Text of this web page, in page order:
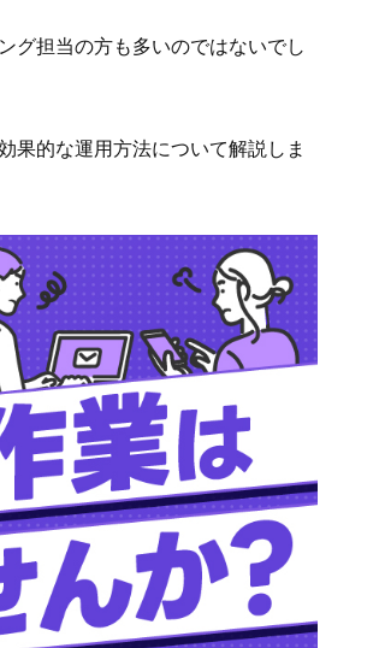
グ担当の方も多いのではないでし
果的な運用方法について解説しま